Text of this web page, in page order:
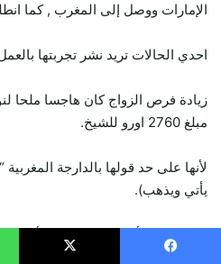
الإمارات ووصل إلى المغرب , كما
احدي الحالات تريد نشر تجربتها
زيادة فرص الزواج كان هاجسا ملحا
مبلغ 2760 اورو للشيخ.
لأنها على حد قولها بالدارجة
يأتي ويذهب).
كما نتشرف أن نعلن لسيادتكم أننا